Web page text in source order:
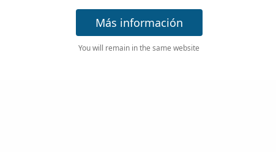
Más información
You will remain in the same website